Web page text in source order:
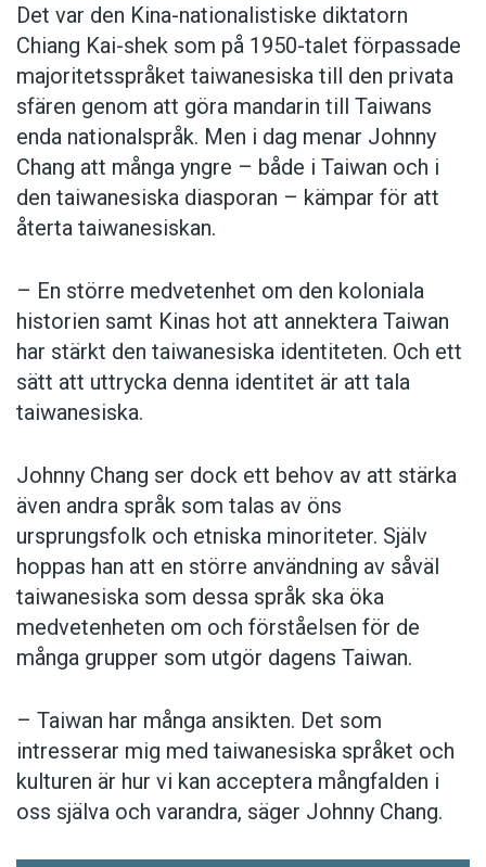
Det var den Kina-nationalistiske diktatorn
Chiang Kai-shek som på 1950-talet förpassade
majoritetsspråket taiwanesiska till den privata
sfären genom att göra mandarin till Taiwans
enda nationalspråk. Men i dag ­menar Johnny
Chang att många yngre – både i Taiwan och i
den taiwanesiska diasporan – kämpar för att
återta taiwanesiskan.
– En större medvetenhet om den koloniala
historien samt Kinas hot att annektera Taiwan
har stärkt den taiwanesiska identiteten. Och ett
sätt att uttrycka denna identitet är att tala
taiwanesiska.
Johnny Chang ser dock ett behov av att stärka
även andra språk som talas av öns
ursprungsfolk och etniska minoriteter. Själv
hoppas han att en större användning av såväl
taiwanesiska som dessa språk ska öka
medvetenheten om och förståelsen för de
många grupper som utgör dagens Taiwan.
– Taiwan har många ansikten. Det som
intresserar mig med taiwanesiska språket och
kulturen är hur vi kan acceptera mångfalden i
oss själva och varandra, säger Johnny Chang.